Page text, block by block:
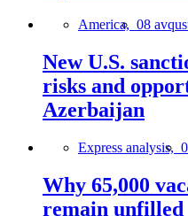
America, 08
New U.S.
risks and
Azerbaijan
Express analysis,
Why 65,000
remain unfilled